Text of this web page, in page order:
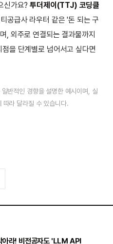
신가요?투더제이(TTJ) 코딩클
공급사 라우터 같은 '돈 되는 구
, 외주로 연결되는 결과물까지
을 단계별로 넘어서고 싶다면
반적인 경향을 설명한 예시이며, 실
따라 달라질 수 있습니다.
아라! 비전공자도 'LLM API